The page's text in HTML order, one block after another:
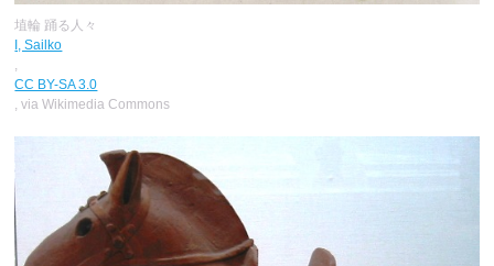
埴輪 踊る人々
I, Sailko
,
CC BY-SA 3.0
, via Wikimedia Commons